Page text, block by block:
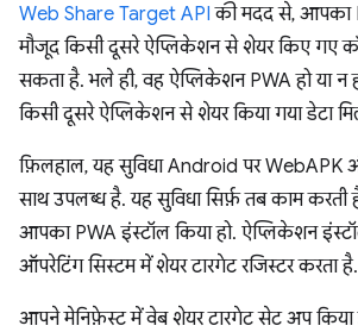
Web Share Target API की मदद से, आपका
मौजूद किसी दूसरे ऐप्लिकेशन से शेयर किए गए
सकता है. भले ही, वह ऐप्लिकेशन PWA हो या
किसी दूसरे ऐप्लिकेशन से शेयर किया गया डेटा
फ़िलहाल, यह सुविधा Android पर
साथ उपलब्ध है. यह सुविधा सिर्फ़ तब काम करती
आपका PWA इंस्टॉल किया हो. ऐप्लिकेशन
ऑपरेटिंग सिस्टम में शेयर टारगेट रजिस्टर करता है.
आपने मेनिफ़ेस्ट में वेब शेयर टारगेट सेट अप